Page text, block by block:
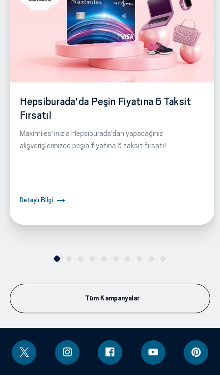
Hepsiburada'da Peşin Fiyatına 6 Taksit
Fırsatı!
Maximiles'ınızla Hepsiburada‘dan yapacağınız
alışverişlerinizde peşin fiyatına 6 taksit fırsatı!
Detaylı Bilgi
Tüm Kampanyalar